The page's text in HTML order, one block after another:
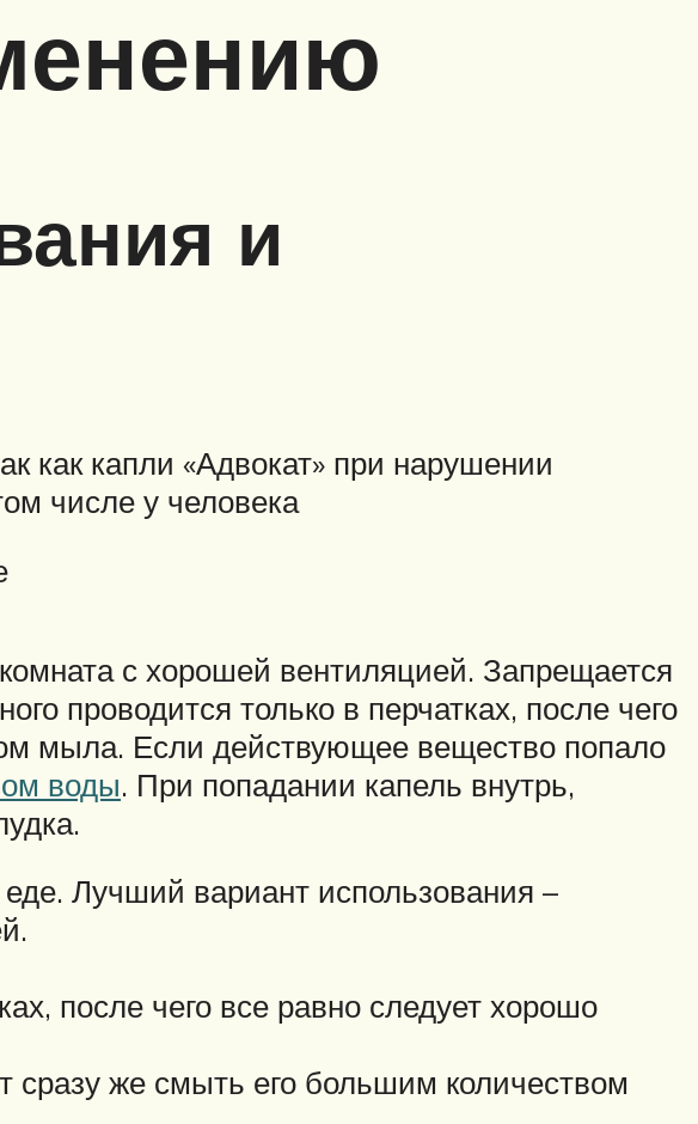
и
как капли «Адвокат» при нарушении
числе у человека
с хорошей вентиляцией. Запрещается
проводится только в перчатках, после чего
мыла. Если действующее вещество попало
воды. При попадании капель внутрь,
Лучший вариант использования –
после чего все равно следует хорошо
же смыть его большим количеством